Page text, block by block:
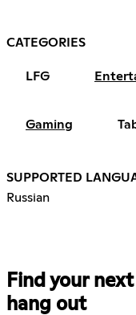
CATEGORIES
LFG
Gaming
SUPPORTED
Russian
Find your
hang out